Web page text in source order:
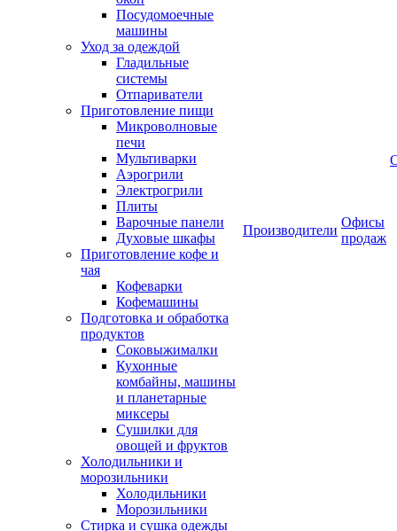
Посудомоечные
машины
Уход за одеждой
Гладильные
системы
Отпариватели
Приготовление пищи
Микроволновые
печи
Мультиварки
Аэрогрили
Электрогрили
Плиты
Варочные панели
Духовые шкафы
Приготовление кофе и
чая
Кофеварки
Кофемашины
Подготовка и обработка
продуктов
Соковыжималки
Кухонные
комбайны, машины
и планетарные
миксеры
Сушилки для
овощей и фруктов
Холодильники и
морозильники
Холодильники
Морозильники
Стирка и сушка одежды
Производители
Офисы
продаж